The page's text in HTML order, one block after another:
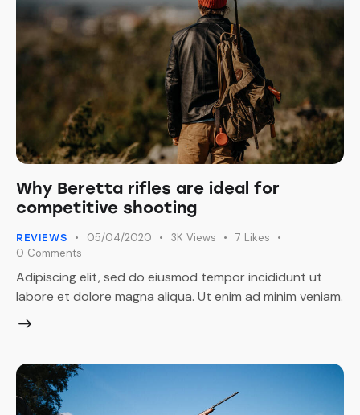
Why Beretta rifles are ideal for
competitive shooting
REVIEWS 05/04/2020 3K Views 7 Likes
0 Comments
Adipiscing elit, sed do eiusmod tempor incididunt ut
labore et dolore magna aliqua. Ut enim ad minim veniam.